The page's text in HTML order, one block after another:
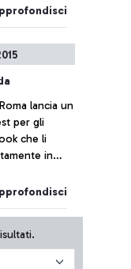
ha
sul
che
lancia un
per gli
che li
in
il nuovo
diretto della
Fiumicino